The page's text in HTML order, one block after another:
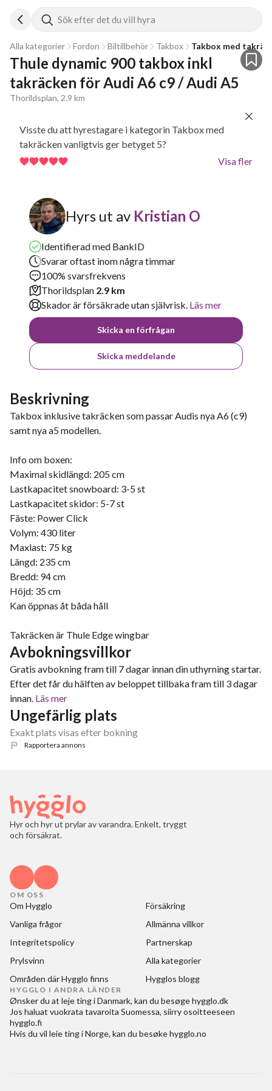
Sök efter det du vill hyra
Alla kategorier Fordon Biltillbehör Takbox Takbox med
Thule dynamic 900 takbox inkl
takräcken för Audi A6 c9 / Audi A5
Thorildsplan, 2.9 km
Visste du att hyrestagare i kategorin Takbox med
takräcken vanligtvis ger betyget 5?
Visa fler
Hyrs ut av Kristian O
Identifierad med BankID
Svarar oftast inom några timmar
100% svarsfrekvens
Thorildsplan 2.9 km
Skador är försäkrade utan självrisk. Läs mer
Skicka en förfrågan
Skicka meddelande
Beskrivning
Takbox inklusive takräcken som passar Audis nya A6 (c9)
samt nya a5 modellen.
Info om boxen:
Maximal skidlängd: 205 cm
Lastkapacitet snowboard: 3-5 st
Lastkapacitet skidor: 5-7 st
Fäste: Power Click
Volym: 430 liter
Maxlast: 75 kg
Längd: 235 cm
Bredd: 94 cm
Höjd: 35 cm
Kan öppnas åt båda håll
Takräcken är Thule Edge wingbar
Avbokningsvillkor
Gratis avbokning fram till 7 dagar innan din uthyrning startar.
Efter det får du hälften av beloppet tillbaka fram till 3 dagar
innan. Läs mer
Ungefärlig plats
Exakt plats visas efter bokning
Rapportera annons
Hyr och hyr ut prylar av varandra. Enkelt, tryggt
och försäkrat.
OM OSS
Om Hygglo
Försäkring
Vanliga frågor
Allmänna villkor
Integritetspolicy
Partnerskap
Prylsvinn
Alla kategorier
Områden där Hygglo finns
Hygglos blogg
HYGGLO I ANDRA LÄNDER
Ønsker du at leje ting i Danmark, kan du besøgehygglo.dk
Jos haluat vuokrata tavaroita Suomessa, siirry osoitteeseen
hygglo.fi
Hvis du vil leie ting i Norge, kan du besøkehygglo.no